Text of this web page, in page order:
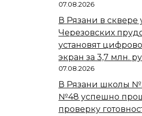
07.08.2026
В Рязани в сквере
Черезовских
установят
экран за 3,7 млн.
07.08.2026
В Рязани школы
№48 успешно
проверку